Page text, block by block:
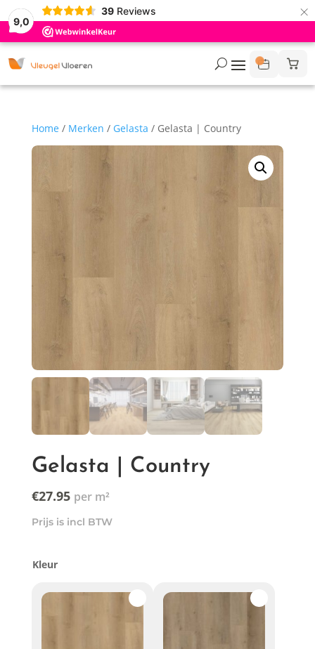
9,0
39 Reviews ×
Home / Merken / Gelasta / Gelasta | Country
Gelasta | Country
€27.95
Prijs is incl BTW
Kleur